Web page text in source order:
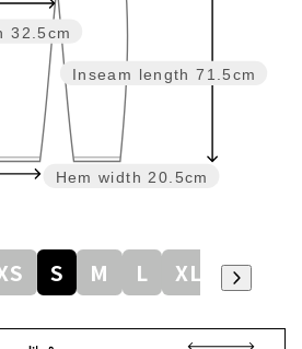
Inseam length 71.5cm
Hem width 20.5cm
32.5cm
S M L XL